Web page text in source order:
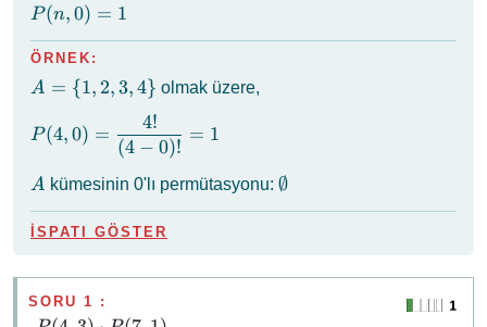
P(n,
0)
= 1
P(n, 0) = 1
ÖRNEK:
A
\{
2,
4
\}
A = {1, 2,3,4} olmak üzere,
P(4, 0) =
\dfrac{4!}
{(4 - 0)!}
= 1
P(4, 0) =
(4 − 0)!
4!
= 1
A
A kümesinin 0'lı permütasyonu: \emptyset
∅
İSPATI GÖSTER
SORU 1 :